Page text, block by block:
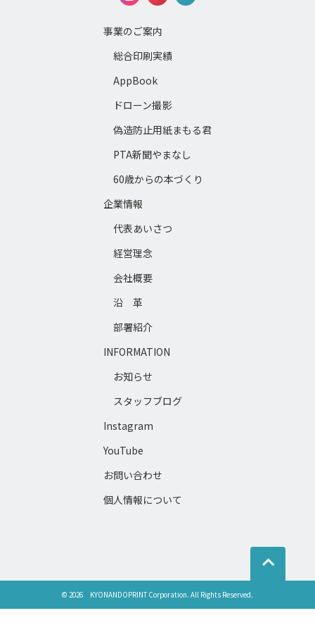
事業のご案内
総合印刷実績
AppBook
ドローン撮影
偽造防止用紙まもる君
PTA新聞やまなし
60歳からの本づくり
企業情報
代表あいさつ
経営理念
会社概要
沿 革
部署紹介
INFORMATION
お知らせ
スタッフブログ
Instagram
YouTube
お問い合わせ
個人情報について
© 2026 KYONANDOPRINT Corporation. All Rights Reserved.